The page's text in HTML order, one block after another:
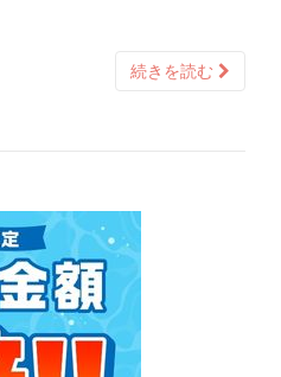
続きを読む